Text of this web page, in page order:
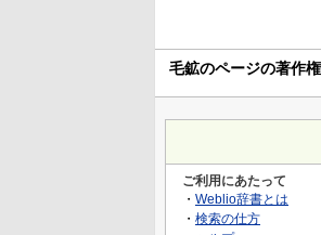
毛鉱のページの著作権
ご利用にあたって
・ Weblio辞書とは
・ 検索の仕方